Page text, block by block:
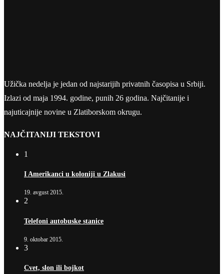
Užička nedelja je jedan od najstarijih privatnih časopisa u Srbiji.
Izlazi od maja 1994. godine, punih 26 godina. Najčitanije i
najuticajnije novine u Zlatiborskom okrugu.
NAJČITANIJI TEKSTOVI
1
I Amerikanci u koloniji u Zlakusi
19. avgust 2015.
2
Telefoni autobuske stanice
9. oktobar 2015.
3
Cvet, slon ili bojkot